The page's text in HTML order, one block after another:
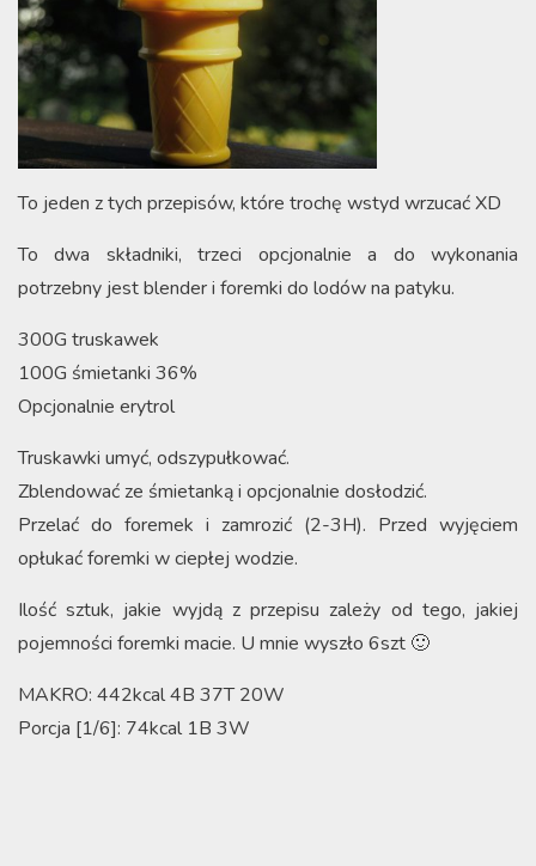
To jeden z tych przepisów, które trochę wstyd wrzucać XD
To dwa składniki, trzeci opcjonalnie a do wykonania
potrzebny jest blender i foremki do lodów na patyku.
300G truskawek
100G śmietanki 36%
Opcjonalnie erytrol
Truskawki umyć, odszypułkować.
Zblendować ze śmietanką i opcjonalnie dosłodzić.
Przelać do foremek i zamrozić (2-3H). Przed wyjęciem
opłukać foremki w ciepłej wodzie.
Ilość sztuk, jakie wyjdą z przepisu zależy od tego, jakiej
pojemności foremki macie. U mnie wyszło 6szt 🙂
MAKRO: 442kcal 4B 37T 20W
Porcja [1/6]: 74kcal 1B 3W